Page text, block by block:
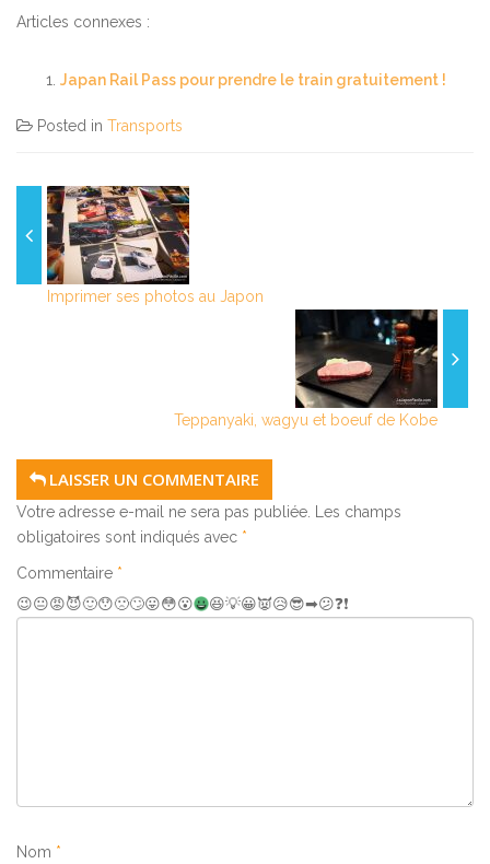
Articles connexes :
Japan Rail Pass pour prendre le train gratuitement !
Posted in Transports
Imprimer ses photos au Japon
Teppanyaki, wagyu et boeuf de Kobe
LAISSER UN COMMENTAIRE
Votre adresse e-mail ne sera pas publiée.
Les champs
obligatoires sont indiqués avec *
Commentaire *
😉😐😡😈🙂😯🙁🙄😛😳😮 😆💡😀👿😥😎➡😕❓❗
Nom *